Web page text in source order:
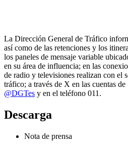
La Dirección General de Tráfico
así como de las retenciones y los
los paneles de mensaje variable
en su área de influencia; en las
de radio y televisiones realizan con el
tráfico; a través de X en las cuentas de
@DGTes y en el teléfono 011.
Descarga
Nota de prensa